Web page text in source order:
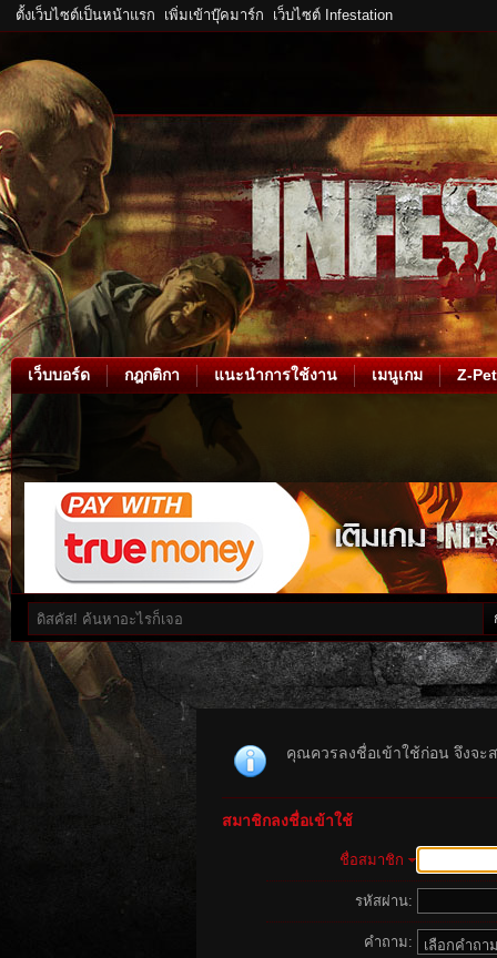
ตั้งเว็บไซต์เป็นหน้าแรก เพิ่มเข้าบุ๊คมาร์ก เว็บไซต์ Infestation
เว็บบอร์ด กฎกติกา แนะนำการใช้งาน เมนูเกม Z-Pet
คุณควรลงชื่อเข้าใช้ก่อน จึงจะ
สมาชิกลงชื่อเข้าใช้
ชื่อสมาชิก
รหัสผ่าน:
คำถาม: